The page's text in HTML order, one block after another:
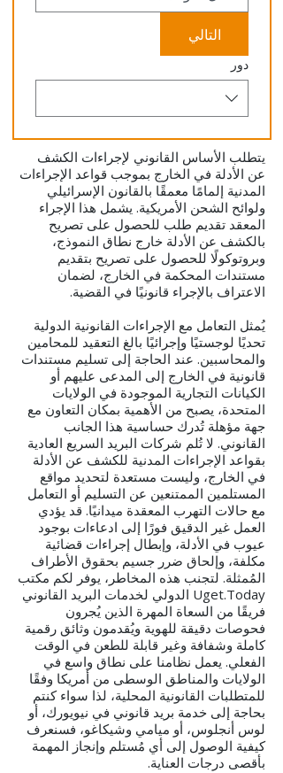
التالي
دور
يتطلب الأساس القانوني لإجراءات الكشف
عن الأدلة في الخارج بموجب قواعد الإجراءات
المدنية إلمامًا معمقًا بالقانون الإسرائيلي
ولوائح الشحن الأمريكية. يشمل هذا الإجراء
المعقد تقديم طلب للحصول على تصريح
بالكشف عن الأدلة خارج نطاق النموذج،
وبروتوكولًا للحصول على تصريح بتقديم
مستندات المحكمة في الخارج، لضمان
الاعتراف بالإجراء قانونيًا في القضية.
يُمثل التعامل مع الإجراءات القانونية الدولية
تحديًا لوجستيًا وإجرائيًا بالغ التعقيد للمحامين
والمحاسبين. عند الحاجة إلى تسليم مستندات
قانونية في الخارج إلى المدعى عليهم أو
الكيانات التجارية الموجودة في الولايات
المتحدة، يصبح من الأهمية بمكان التعاون مع
جهة مؤهلة تُدرك حساسية هذا الجانب
القانوني. لا تُلم شركات البريد السريع العادية
بقواعد الإجراءات المدنية للكشف عن الأدلة
في الخارج، وليست مستعدة لتحديد مواقع
المستلمين الممتنعين عن التسليم أو التعامل
مع حالات التهرب المعقدة ميدانيًا. قد يؤدي
العمل غير الدقيق فورًا إلى ادعاءات بوجود
عيوب في الأدلة، وإبطال إجراءات قضائية
مكلفة، وإلحاق ضرر جسيم بحقوق الأطراف
المُمثلة. لتجنب هذه المخاطر، يوفر لكم مكتب
Uget.Today الدولي لخدمات البريد القانوني
فريقًا من السعاة المهرة الذين يُجرون
فحوصات دقيقة للهوية ويُقدمون وثائق رقمية
كاملة وشفافة وغير قابلة للطعن في الوقت
الفعلي. يعمل نظامنا على نطاق واسع في
الولايات والمناطق الوسطى من أمريكا وفقًا
للمتطلبات القانونية المحلية، لذا سواء كنتم
بحاجة إلى خدمة بريد قانوني في نيويورك، أو
لوس أنجلوس، أو ميامي وشيكاغو، فسنعرف
كيفية الوصول إلى أي مُستلم وإنجاز المهمة
بأقصى درجات العناية.